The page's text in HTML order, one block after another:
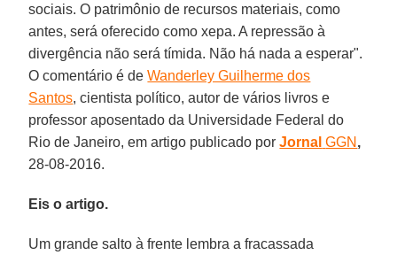
sociais. O patrimônio de recursos materiais, como
antes, será oferecido como xepa. A repressão à
divergência não será tímida. Não há nada a esperar".
O comentário é deWanderley Guilherme dos
Santos, cientista político, autor de vários livros e
professor aposentado da Universidade Federal do
Rio de Janeiro, em artigo publicado porJornal GGN ,
28-08-2016.
Eis o artigo.
Um grande salto à frente lembra a fracassada